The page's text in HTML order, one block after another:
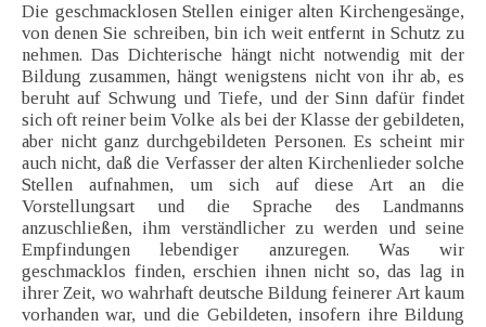
Die geschmacklosen Stellen einiger alten Kirchengesänge,
von denen Sie schreiben, bin ich weit entfernt in Schutz zu
nehmen. Das Dichterische hängt nicht notwendig mit der
Bildung zusammen, hängt wenigstens nicht von ihr ab, es
beruht auf Schwung und Tiefe, und der Sinn dafür findet
sich oft reiner beim Volke als bei der Klasse der gebildeten,
aber nicht ganz durchgebildeten Personen. Es scheint mir
auch nicht, daß die Verfasser der alten Kirchenlieder solche
Stellen aufnahmen, um sich auf diese Art an die
Vorstellungsart und die Sprache des Landmanns
anzuschließen, ihm verständlicher zu werden und seine
Empfindungen lebendiger anzuregen. Was wir
geschmacklos finden, erschien ihnen nicht so, das lag in
ihrer Zeit, wo wahrhaft deutsche Bildung feinerer Art kaum
vorhanden war, und die Gebildeten, insofern ihre Bildung